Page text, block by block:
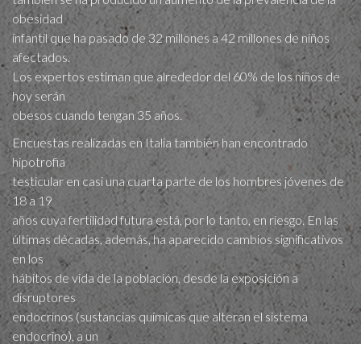
obesidad
infantil que ha pasado de 32 millones a 42 millones de niños
afectados.
Los expertos estiman que alrededor del 60% de los niños de
hoy serán
obesos cuando tengan 35 años.
Encuestas realizadas en Italia también han encontrado
hipotrofia
testicular en casi una cuarta parte de los hombres jóvenes de
18 a 19
años cuya fertilidad futura está, por lo tanto, en riesgo. En las
últimas décadas, además, ha aparecido cambios significativos
en los
hábitos de vida de la población, desde la exposición a
disruptores
endocrinos (sustancias químicas que alteran el sistema
endocrino), a un